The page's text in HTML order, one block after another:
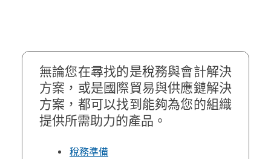
無論您在尋找的是稅務與會計解決
方案，或是國際貿易與供應鏈解決
方案，都可以找到能夠為您的組織
提供所需助力的產品。
稅務準備